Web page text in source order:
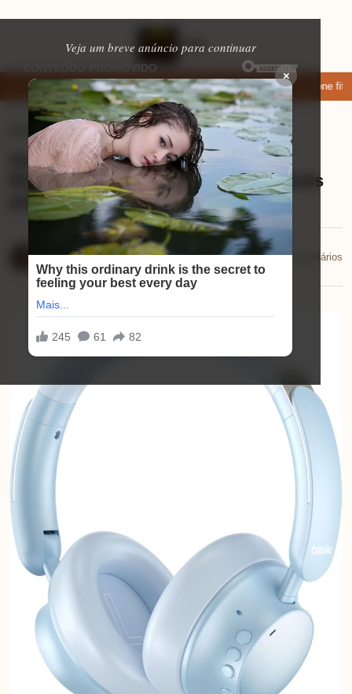
Veja um breve anúncio para continuar
×
apps de namoro que permitem enviar fotos e vídeos Microfone fifine
Eletrônicos ⏱ 9 min de leitura
Review Basike Fones de Ouvido
Bluetooth: O Que Faz Deles Imperdíveis
para Você?
Mariana Souza
20/12/2025
📅 20/12/2025💬 0 comentários